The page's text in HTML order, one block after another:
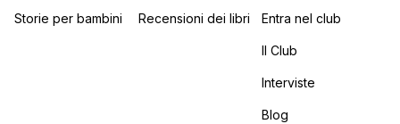
Storie per bambini Recensioni dei libri Entra nel club
Il Club
Interviste
Blog